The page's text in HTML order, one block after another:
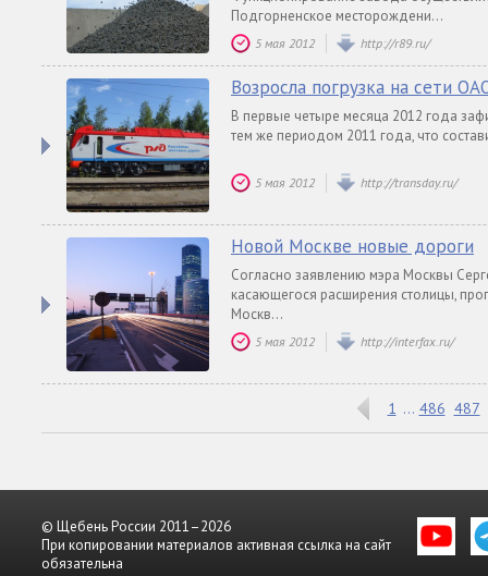
Подгорненское месторождени...
5 мая 2012 http://r89.ru/
Возросла погрузка на сети
В первые четыре месяца 2012 года
тем же периодом 2011 года, что
5 мая 2012 http://transday.ru/
Новой Москве новые дороги
Согласно заявлению мэра Москвы
касающегося расширения столицы,
Москв...
5 мая 2012 http://interfax.ru/
1 ... 486 487
© Щебень России 2011–2026
При копировании материалов активная ссылка на сайт
обязательна